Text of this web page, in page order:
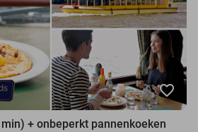
favorite_border
+ onbeperkt pannenkoeken